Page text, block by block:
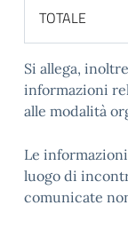
TOTALE
Si allega,
informazioni
alle modalità
Le
luogo di
comunicate